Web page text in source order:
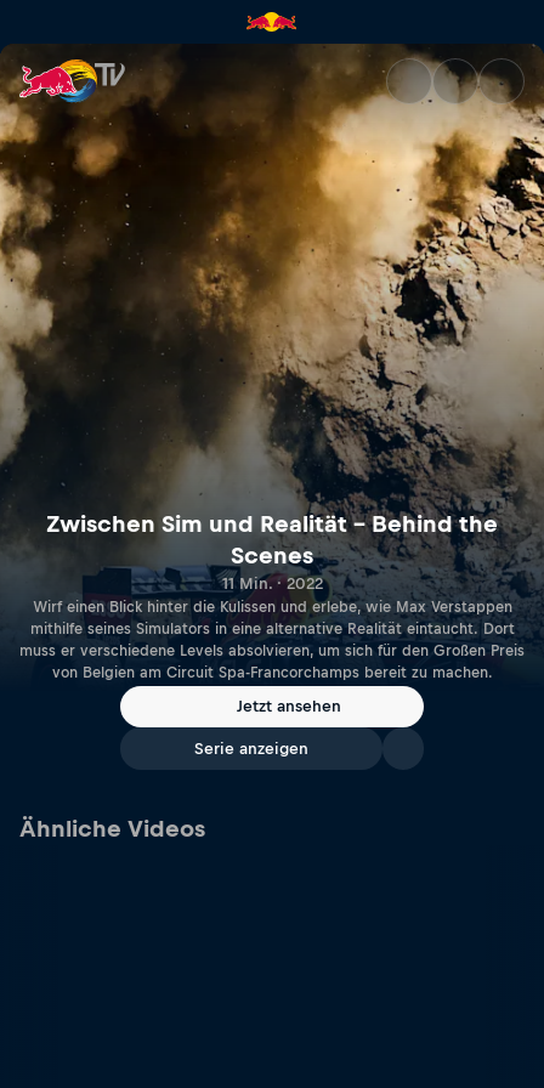
Zwischen Sim und Realität –
Zwischen Sim und Realität – Behind the
Scenes
11 Min. · 2022
Wirf einen Blick hinter die Kulissen und erlebe, wie Max Verstappen
mithilfe seines Simulators in eine alternative Realität eintaucht. Dort
muss er verschiedene Levels absolvieren, um sich für den Großen Preis
von Belgien am Circuit Spa-Francorchamps bereit zu machen.
Jetzt ansehen
Serie anzeigen
Ähnliche Videos